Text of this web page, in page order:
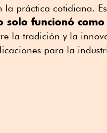
la práctica cotidiana.
solo funcionó
la tradición y la
para la